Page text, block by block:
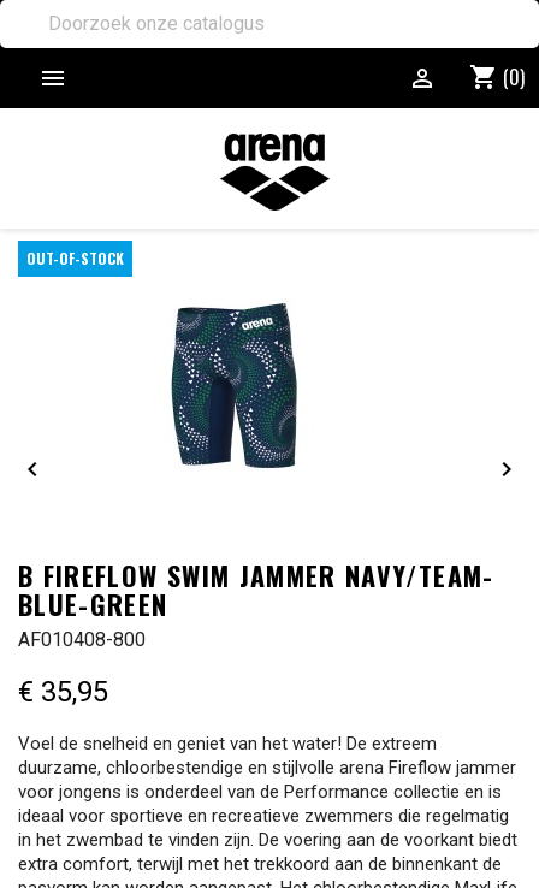
 shopping_cart (0)

OUT-OF-STOCK
 
B FIREFLOW SWIM JAMMER NAVY/TEAM-
BLUE-GREEN
AF010408-800
€ 35,95
Voel de snelheid en geniet van het water! De extreem
duurzame, chloorbestendige en stijlvolle arena Fireflow jammer
voor jongens is onderdeel van de Performance collectie en is
ideaal voor sportieve en recreatieve zwemmers die regelmatig
in het zwembad te vinden zijn. De voering aan de voorkant biedt
extra comfort, terwijl met het trekkoord aan de binnenkant de